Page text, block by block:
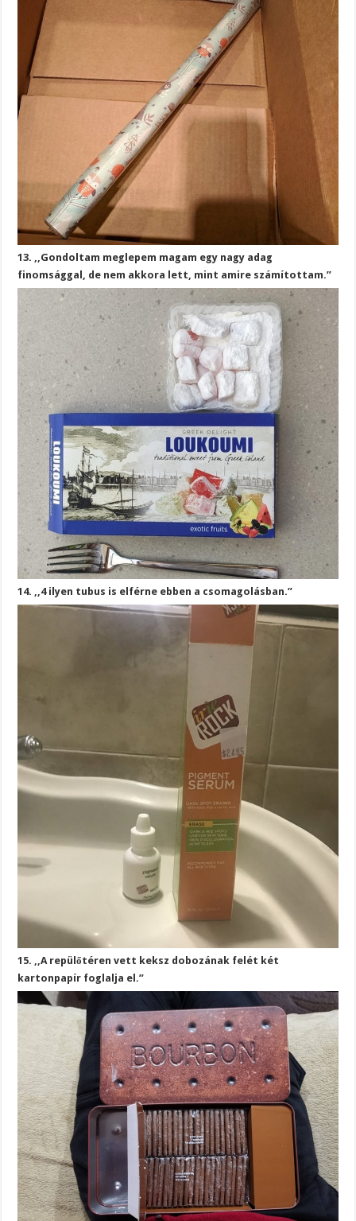
13. ,,Gondoltam meglepem magam egy nagy adag
finomsággal, de nem akkora lett, mint amire számítottam.”
14. ,,4 ilyen tubus is elférne ebben a csomagolásban.”
15. ,,A repülőtéren vett keksz dobozának felét két
kartonpapír foglalja el.”